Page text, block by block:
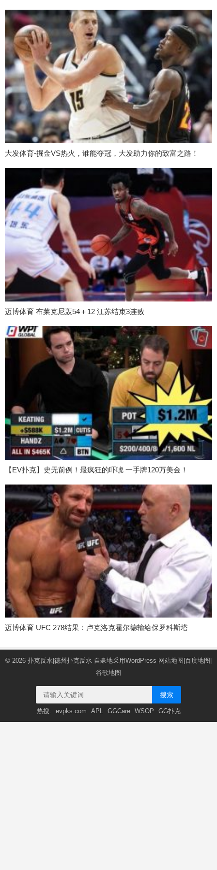
大发体育-掘金VS热火，谁能夺冠，大发助力你的致富之路！
迈博体育 布莱克尼轰54＋12 江苏结束3连败
【EV扑克】史无前例！最疯狂的吓唬 一手牌120万美金！
迈博体育 UFC 278结果：卢克洛克霍尔德输给保罗科斯塔
© 2026 扑克反水|德州扑克反水 自豪地采用WordPress 网站地图 百度地图
谷歌地图
搜索
热搜: evpks.com APL GGCare WSOP GG扑克